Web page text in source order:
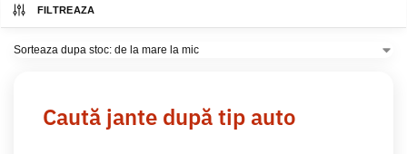
FILTREAZA
Caută jante după tip auto